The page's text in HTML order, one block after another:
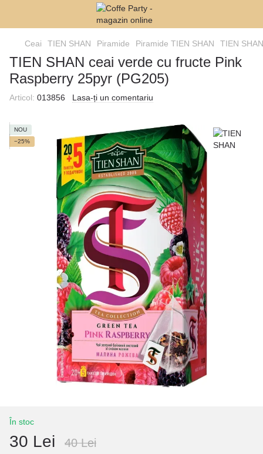
Ceai TIEN SHAN Piramide Piramide TIEN SHAN TIEN
TIEN SHAN ceai verde cu fructe Pink
Raspberry 25pyr (PG205)
Articol: 013856 Lasa-ți un comentariu
NOU
−25%
În stoc
30 Lei 40 Lei